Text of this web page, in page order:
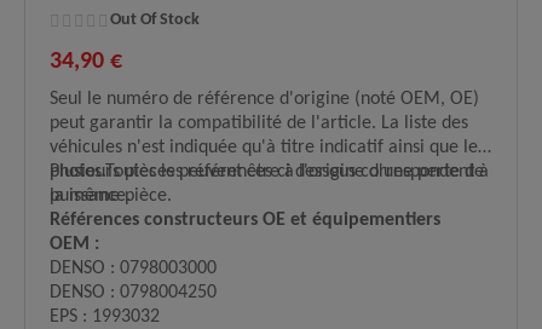
Out Of Stock
34,90 €
Seul le numéro de référence d'origine (noté OEM, OE)
peut garantir la compatibilité de l'article. La liste des
véhicules n'est indiquée qu'à titre indicatif ainsi que les
photos.Toutes les références ci dessous correspondent à
la même pièce.
Plusieurs pièces peuvent être à l'origine d'une perte de
puissance.
Références constructeurs OE et équipementiers
OEM :
DENSO : 0798003000
DENSO : 0798004250
EPS : 1993032